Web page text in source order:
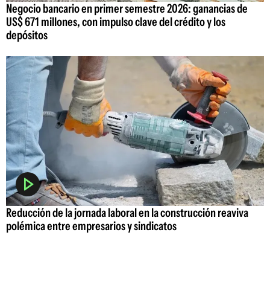
Negocio bancario en primer semestre 2026: ganancias de
US$ 671 millones, con impulso clave del crédito y los
depósitos
Reducción de la jornada laboral en la construcción reaviva
polémica entre empresarios y sindicatos